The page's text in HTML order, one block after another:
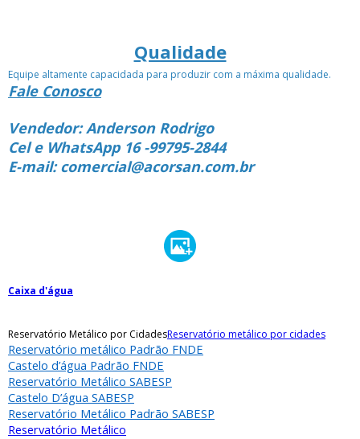
Qualidade
Equipe altamente capacidada para produzir com a máxima qualidade.
Fale Conosco
Vendedor: Anderson Rodrigo
Cel e WhatsApp 16 -99795-2844
E-mail: comercial@acorsan.com.br
Caixa d'água
Reservatório Metálico por CidadesReservatório metálico por cidades
Reservatório metálico Padrão FNDE
Castelo d’água Padrão FNDE
Reservatório Metálico SABESP
Castelo D’água SABESP
Reservatório Metálico Padrão SABESP
Reservatório Metálico